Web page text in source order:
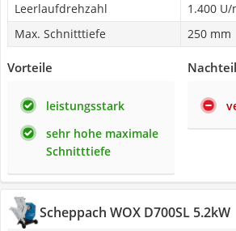
Leerlaufdrehzahl
1.400 U/
Max. Schnitttiefe
250 mm
Vorteile
leistungsstark
sehr hohe maximale
Schnitttiefe
Scheppach WOX D700SL 5.2kW